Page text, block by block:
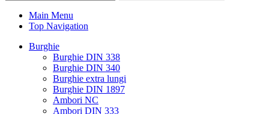
Main Menu
Top Navigation
Burghie
Burghie DIN 338
Burghie DIN 340
Burghie extra lungi
Burghie DIN 1897
Ambori NC
Ambori DIN 333